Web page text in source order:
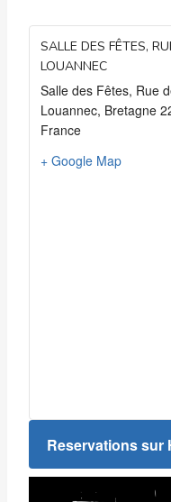
SALLE DES FÊTES,
LOUANNEC
Salle des Fêtes, Rue
Louannec, Bretagne
France
+ Google Map
Reservations sur